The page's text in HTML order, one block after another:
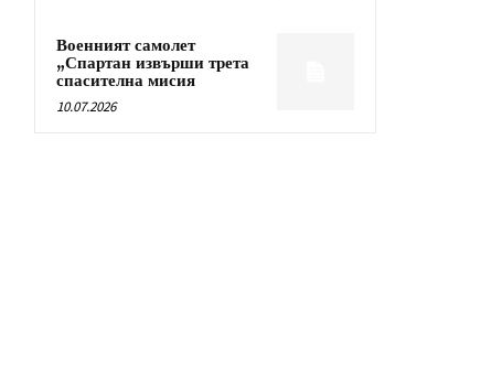
Военният самолет
„Спартан извърши трета
спасителна мисия
10.07.2026